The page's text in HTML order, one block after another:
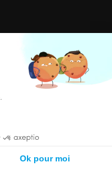
Mentions légales